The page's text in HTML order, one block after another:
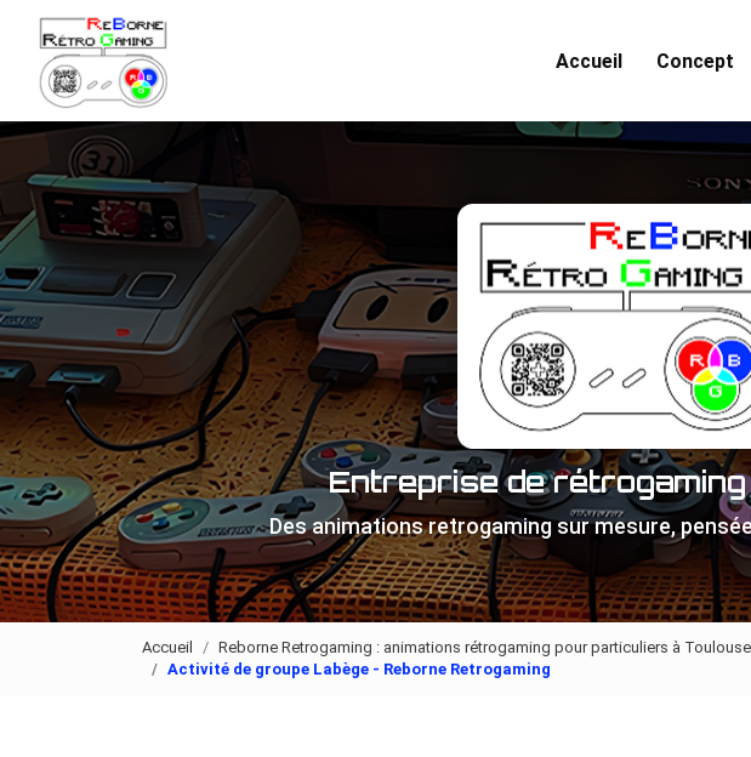
contenu
principal
Accueil Concept
Entreprise de
Des animations retrogaming sur mesure,
Accueil Reborne Retrogaming : animations rétrogaming pour particuliers à Toulouse
Activité de groupe Labège - Reborne Retrogaming